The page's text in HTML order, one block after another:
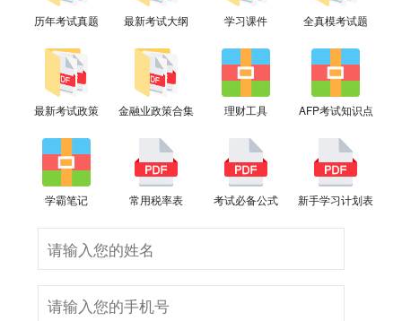
历年考试真题 最新考试大纲 学习课件 全真模考试题
最新考试政策 金融业政策合集 理财工具 AFP考试知识点
学霸笔记 常用税率表 考试必备公式 新手学习计划表